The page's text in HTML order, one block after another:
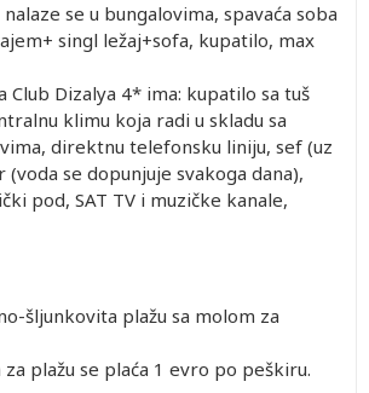
se u bungalovima, spavaća soba
singl ležaj+sofa, kupatilo, max
Club Dizalya 4* ima: kupatilo sa tuš
klimu koja radi u skladu sa
direktnu telefonsku liniju, sef (uz
se dopunjuje svakoga dana),
pod, SAT TV i muzičke kanale,
šljunkovita plažu sa molom za
plažu se plaća 1 evro po peškiru.